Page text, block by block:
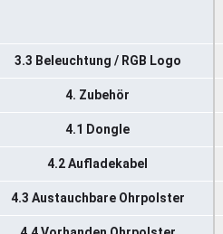
3.3 Beleuchtung / RGB Logo
4. Zubehör
4.1 Dongle
4.2 Aufladekabel
4.3 Austauchbare Ohrpolster